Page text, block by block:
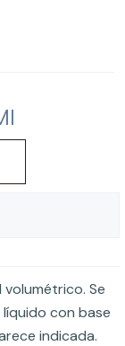
Se
con base
indicada.